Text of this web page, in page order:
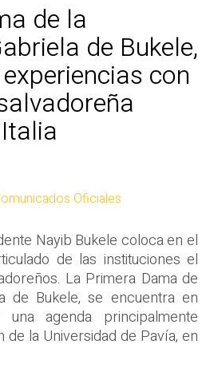
de la
de Bukele,
con
Oficiales
Nayib Bukele coloca en el
de las instituciones el
La Primera Dama de
de Bukele, se encuentra en
agenda principalmente
de la Universidad de Pavía, en